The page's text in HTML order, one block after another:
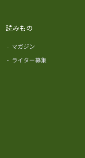
読みもの
- マガジン
- ライター募集